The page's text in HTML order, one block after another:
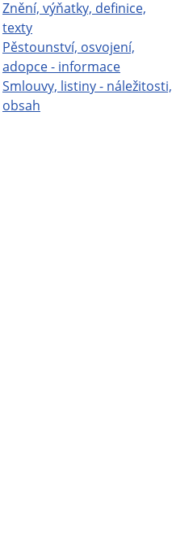
Znění, výňatky, definice,
texty
Pěstounství, osvojení,
adopce - informace
Smlouvy, listiny - náležitosti,
obsah